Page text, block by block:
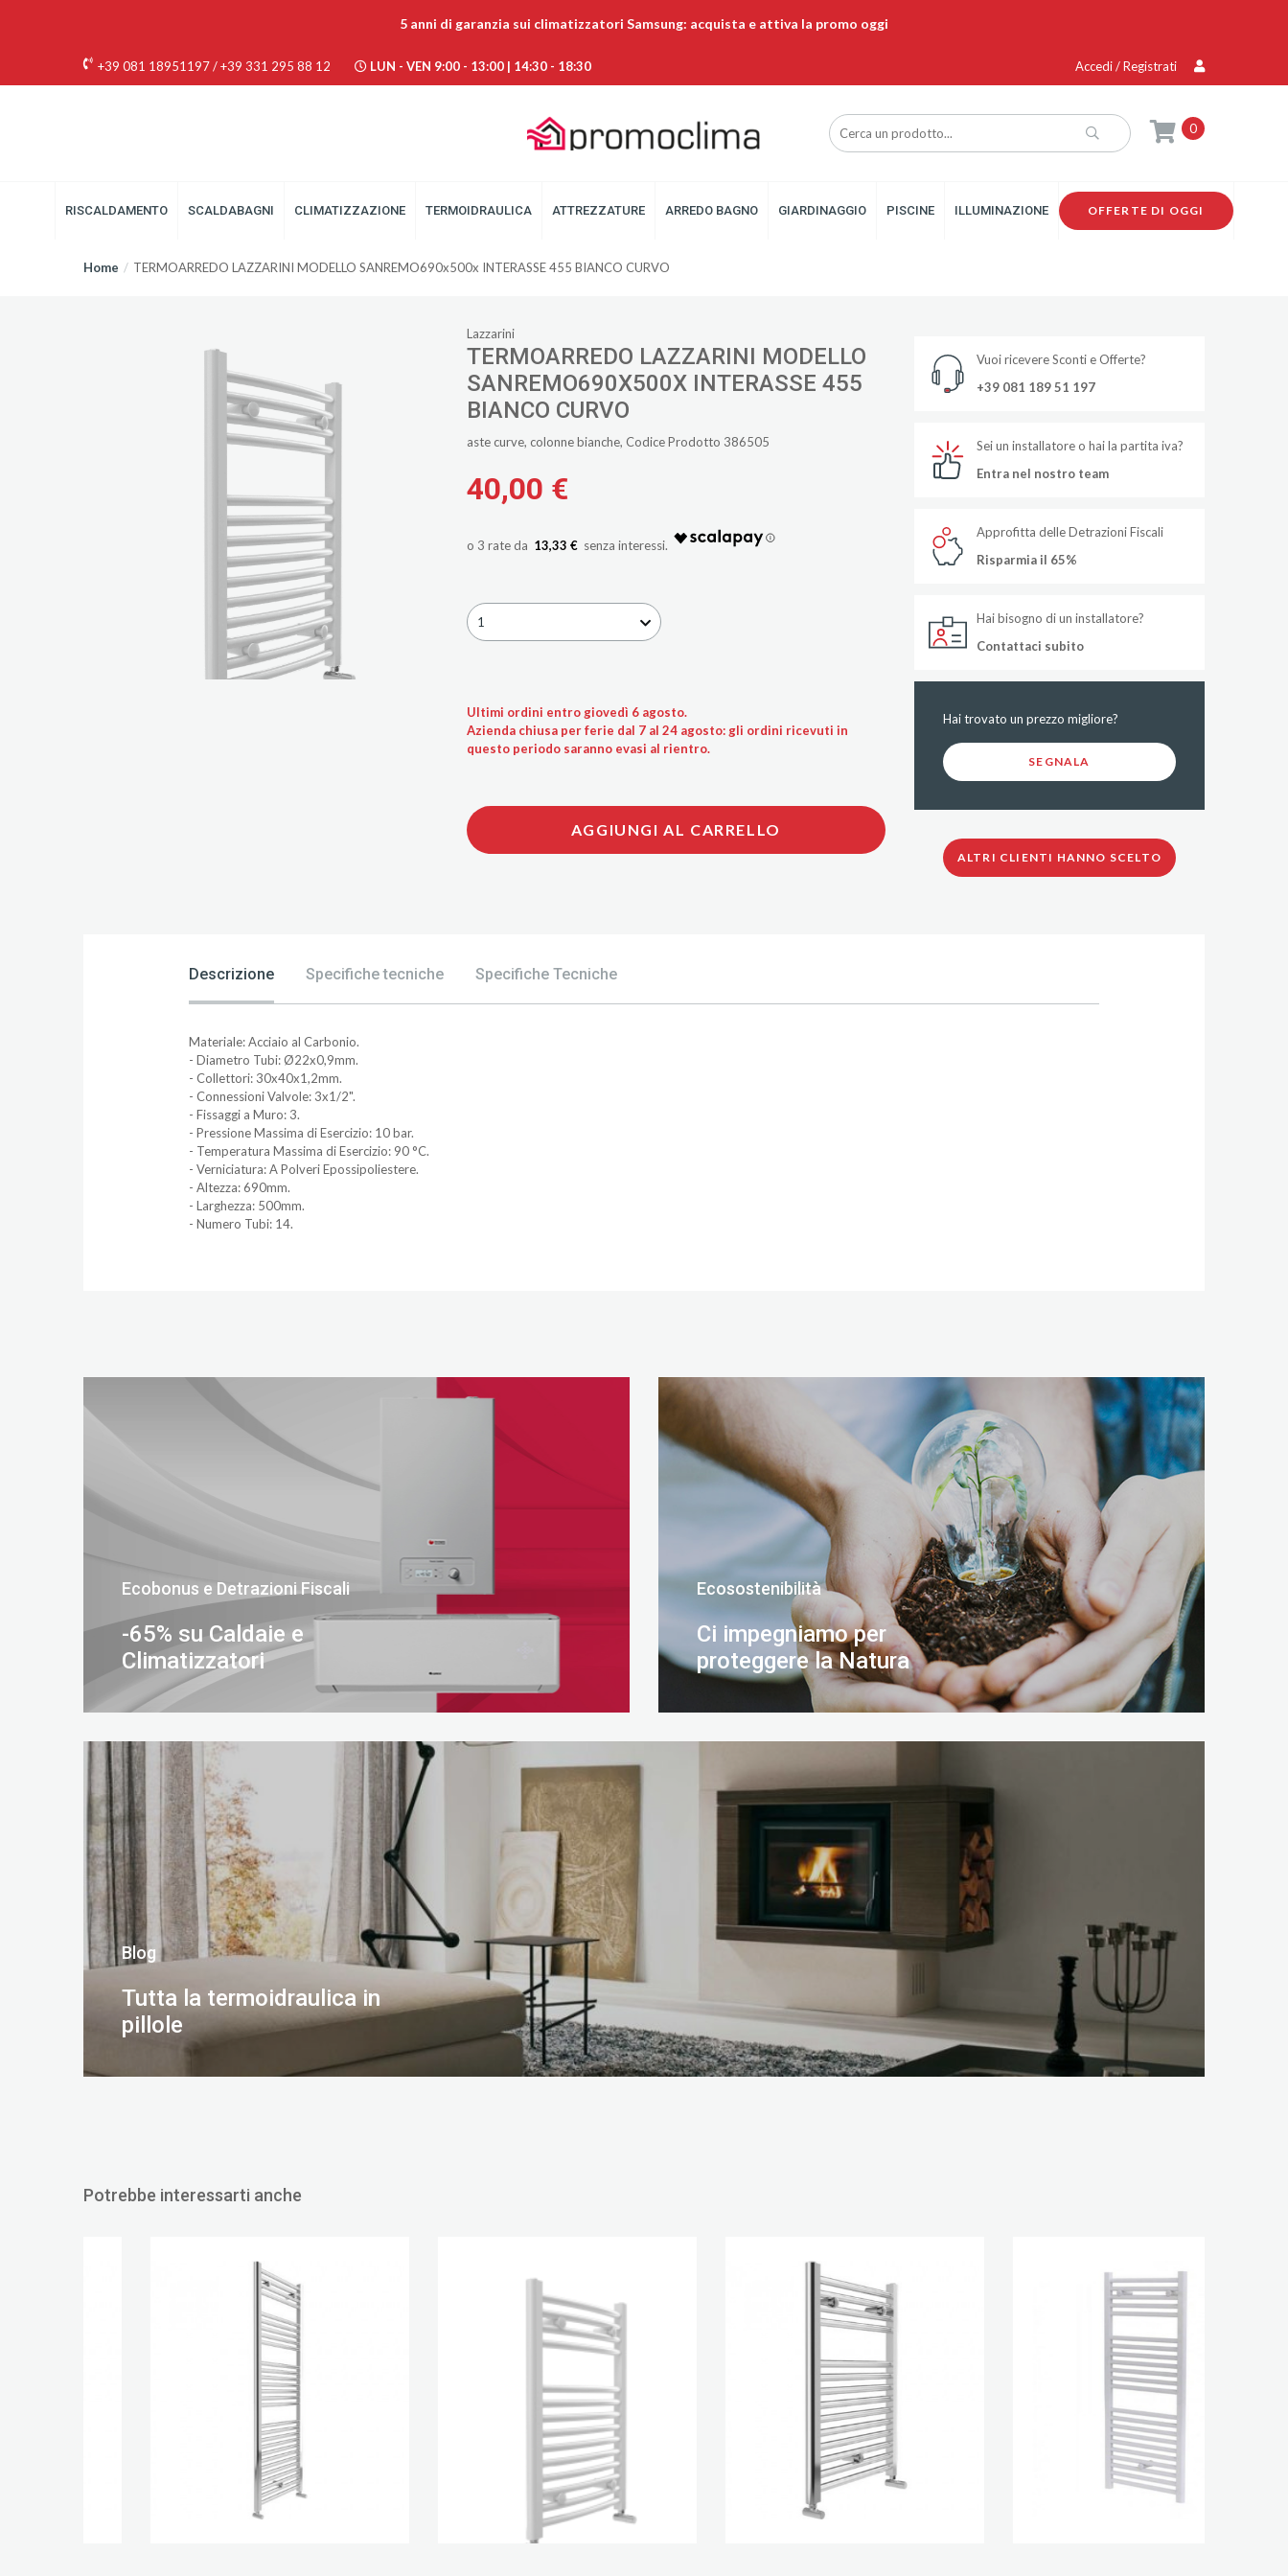
5 anni di garanzia sui climatizzatori Samsung: acquista e attiva la promo oggi
+39 081 18951197/+39 331 295 88 12 LUN - VEN 9:00 - 13:00 | 14:30 - 18:30 Accedi / Registrati
0
RISCALDAMENTO SCALDABAGNI CLIMATIZZAZIONE TERMOIDRAULICA ATTREZZATURE ARREDO BAGNO GIARDINAGGIO PISCINE ILLUMINAZIONE OFFERTE DI OGGI
Home TERMOARREDO LAZZARINI MODELLO SANREMO690x500x INTERASSE 455 BIANCO CURVO
Lazzarini
TERMOARREDO LAZZARINI MODELLO
SANREMO690X500X INTERASSE 455
BIANCO CURVO
aste curve, colonne bianche, Codice Prodotto 386505
40,00 €
13,33 €
1
Ultimi ordini entro giovedì 6 agosto.
Azienda chiusa per ferie dal 7 al 24 agosto: gli ordini ricevuti in
questo periodo saranno evasi al rientro.
AGGIUNGI AL CARRELLO
Vuoi ricevere Sconti e Offerte?
+39 081 189 51 197
Sei un installatore o hai la partita iva?
Entra nel nostro team
Approfitta delle Detrazioni Fiscali
Risparmia il 65%
Hai bisogno di un installatore?
Contattaci subito
Hai trovato un prezzo migliore?
SEGNALA
ALTRI CLIENTI HANNO SCELTO
Descrizione Specifiche tecniche Specifiche Tecniche
Materiale: Acciaio al Carbonio.
- Diametro Tubi: Ø22x0,9mm.
- Collettori: 30x40x1,2mm.
- Connessioni Valvole: 3x1/2".
- Fissaggi a Muro: 3.
- Pressione Massima di Esercizio: 10 bar.
- Temperatura Massima di Esercizio: 90 °C.
- Verniciatura: A Polveri Epossipoliestere.
- Altezza: 690mm.
- Larghezza: 500mm.
- Numero Tubi: 14.
Ecobonus e Detrazioni Fiscali
-65% su Caldaie e
Climatizzatori
Ecosostenibilità
Ci impegniamo per
proteggere la Natura
Blog
Tutta la termoidraulica in
pillole
Potrebbe interessarti anche